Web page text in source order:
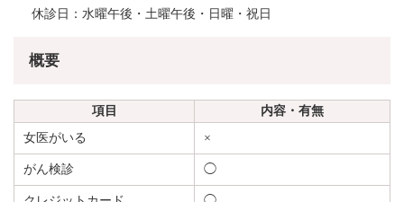
休診日：水曜午後・土曜午後・日曜・祝日
概要
項目
内容・有無
女医がいる
×
がん検診 ◯